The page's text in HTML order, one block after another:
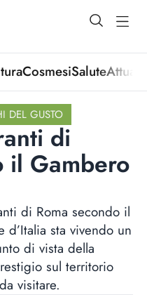
open
CosmesiSalute
DEL GUSTO
di
il Gambero
di Roma secondo il
d’Italia sta vivendo un
di vista della
sul territorio
visitare.